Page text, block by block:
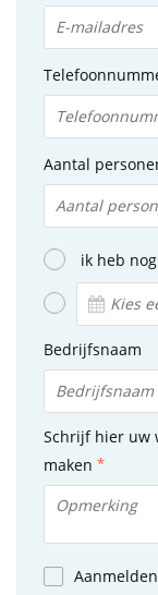
Aantal
ik heb
Bedrijfsnaam
Schrijf hier uw
maken